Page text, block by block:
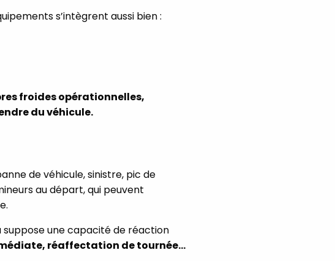
s’intègrent aussi bien :
froides opérationnelles,
du véhicule.
de véhicule, sinistre, pic de
au départ, qui peuvent
suppose une capacité de réaction
réaffectation de tournée…